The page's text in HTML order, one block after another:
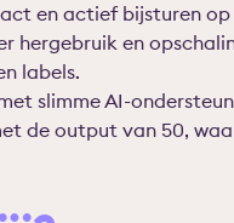
en actief bijsturen
hergebruik en
labels.
slimme AI-
de output van 50,